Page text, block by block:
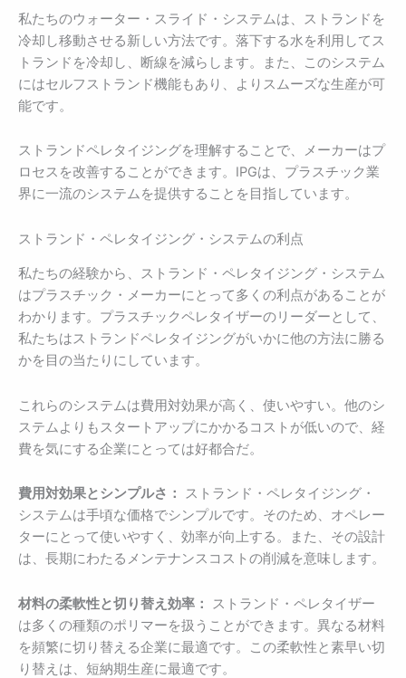
私たちのウォーター・スライド・システムは、ストランドを
冷却し移動させる新しい方法です。落下する水を利用してス
トランドを冷却し、断線を減らします。また、このシステム
にはセルフストランド機能もあり、よりスムーズな生産が可
能です。
ストランドペレタイジングを理解することで、メーカーはプ
ロセスを改善することができます。IPGは、プラスチック業
界に一流のシステムを提供することを目指しています。
ストランド・ペレタイジング・システムの利点
私たちの経験から、ストランド・ペレタイジング・システム
はプラスチック・メーカーにとって多くの利点があることが
わかります。プラスチックペレタイザーのリーダーとして、
私たちはストランドペレタイジングがいかに他の方法に勝る
かを目の当たりにしています。
これらのシステムは費用対効果が高く、使いやすい。他のシ
ステムよりもスタートアップにかかるコストが低いので、経
費を気にする企業にとっては好都合だ。
費用対効果とシンプルさ：
ストランド・ペレタイジング・
システムは手頃な価格でシンプルです。そのため、オペレー
ターにとって使いやすく、効率が向上する。また、その設計
は、長期にわたるメンテナンスコストの削減を意味します。
材料の柔軟性と切り替え効率：
ストランド・ペレタイザー
は多くの種類のポリマーを扱うことができます。異なる材料
を頻繁に切り替える企業に最適です。この柔軟性と素早い切
り替えは、短納期生産に最適です。